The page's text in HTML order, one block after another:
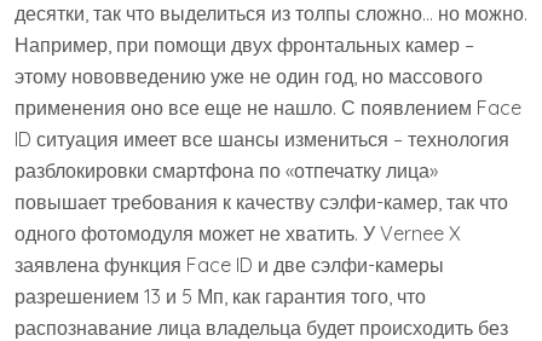
десятки, так что выделиться из толпы сложно… но можно.
Например, при помощи двух фронтальных камер –
этому нововведению уже не один год, но массового
применения оно все еще не нашло. С появлением Face
ID ситуация имеет все шансы измениться – технология
разблокировки смартфона по «отпечатку лица»
повышает требования к качеству сэлфи-камер, так что
одного фотомодуля может не хватить. У Vernee X
заявлена функция Face ID и две сэлфи-камеры
разрешением 13 и 5 Мп, как гарантия того, что
распознавание лица владельца будет происходить без